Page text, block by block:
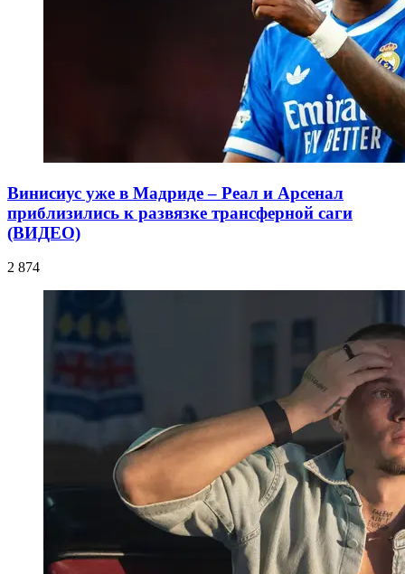
Винисиус уже в Мадриде – Реал и Арсенал
приблизились к развязке трансферной саги
(ВИДЕО)
2 874